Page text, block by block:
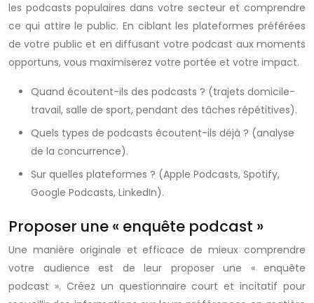
les podcasts populaires dans votre secteur et comprendre
ce qui attire le public. En ciblant les plateformes préférées
de votre public et en diffusant votre podcast aux moments
opportuns, vous maximiserez votre portée et votre impact.
Quand écoutent-ils des podcasts ? (trajets domicile-
travail, salle de sport, pendant des tâches répétitives).
Quels types de podcasts écoutent-ils déjà ? (analyse
de la concurrence).
Sur quelles plateformes ? (Apple Podcasts, Spotify,
Google Podcasts, LinkedIn).
Proposer une « enquête podcast »
Une manière originale et efficace de mieux comprendre
votre audience est de leur proposer une « enquête
podcast ». Créez un questionnaire court et incitatif pour